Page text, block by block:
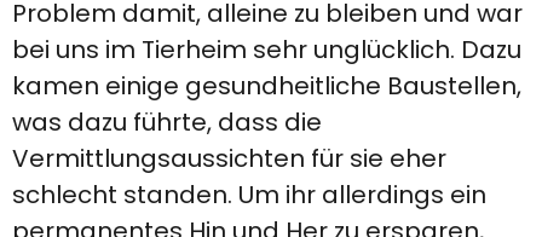
Problem damit, alleine zu bleiben und war
bei uns im Tierheim sehr unglücklich. Dazu
kamen einige gesundheitliche Baustellen,
was dazu führte, dass die
Vermittlungsaussichten für sie eher
schlecht standen. Um ihr allerdings ein